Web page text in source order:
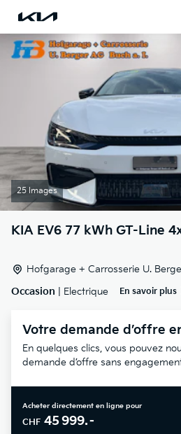
25 Images
KIA EV6 77 kWh GT-Line
Hofgarage + Carrosserie U.
Occasion | Electrique En savoir plus
Votre demande d’offre
En quelques clics, vous pouvez
demande d’offre sans
Acheter directement en ligne pour
CHF 45 999.–